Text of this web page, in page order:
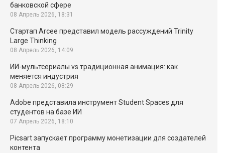
банковской сфере
08 Апрель 2026, 18:31
Стартап Arcee представил модель рассуждений Trinity
Large Thinking
08 Апрель 2026, 14:09
ИИ-мультсериалы vs традиционная анимация: как
меняется индустрия
08 Апрель 2026, 08:29
Adobe представила инструмент Student Spaces для
студентов на базе ИИ
07 Апрель 2026, 18:10
Picsart запускает программу монетизации для создателей
контента